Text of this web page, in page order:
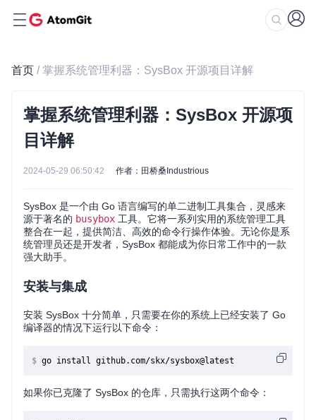
首页 / 掌握系统管理利器：SysBox 开源项目详解
掌握系统管理利器：SysBox 开源项
目详解
2024-05-29 06:50:42 作者：田桥桑Industrious
SysBox 是一个由 Go 语言编写的单二进制工具集合，灵感来
源于著名的 busybox 工具。它将一系列实用的系统管理工具
整合在一起，提供简洁、高效的命令行操作体验。无论你是系
统管理员还是开发者，SysBox 都能成为你日常工作中的一款
强大助手。
安装与集成
安装 SysBox 十分简单，只需要在你的系统上已经安装了 Go
编译器的情况下运行以下命令：
$ go install github.com/skx/sysbox@latest
如果你已克隆了 SysBox 的仓库，只需执行这两个命令：